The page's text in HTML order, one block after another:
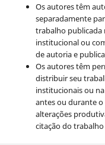
Os autores têm
separadamente
trabalho publicada
institucional ou
de autoria e
Os autores têm
distribuir seu
institucionais ou
antes ou durante o
alterações
citação do